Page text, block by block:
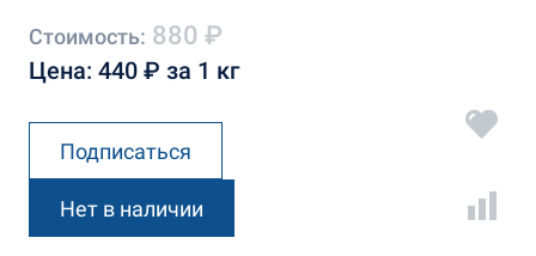
Стоимость: 880 ₽
Цена: 440 ₽ за 1 кг
Подписаться
Нет в наличии